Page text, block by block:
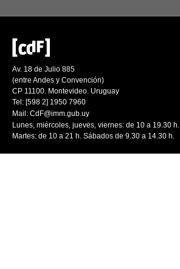
Av. 18 de Julio 885
(entre Andes y Convención)
CP 11100. Montevideo. Uruguay
Tel: [598 2] 1950 7960
Mail: CdF@imm.gub.uy
Lunes, miércoles, jueves, viernes: de 10 a 19.30 h.
Martes: de 10 a 21 h. Sábados de 9.30 a 14.30 h.